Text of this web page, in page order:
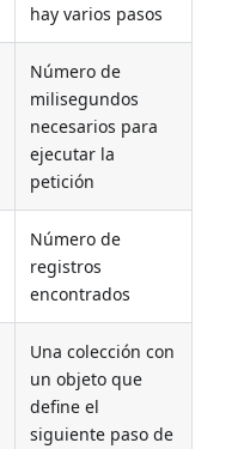
hay varios pasos
Número de
milisegundos
necesarios para
ejecutar la
petición
Número de
registros
encontrados
Una colección con
un objeto que
define el
siguiente paso de